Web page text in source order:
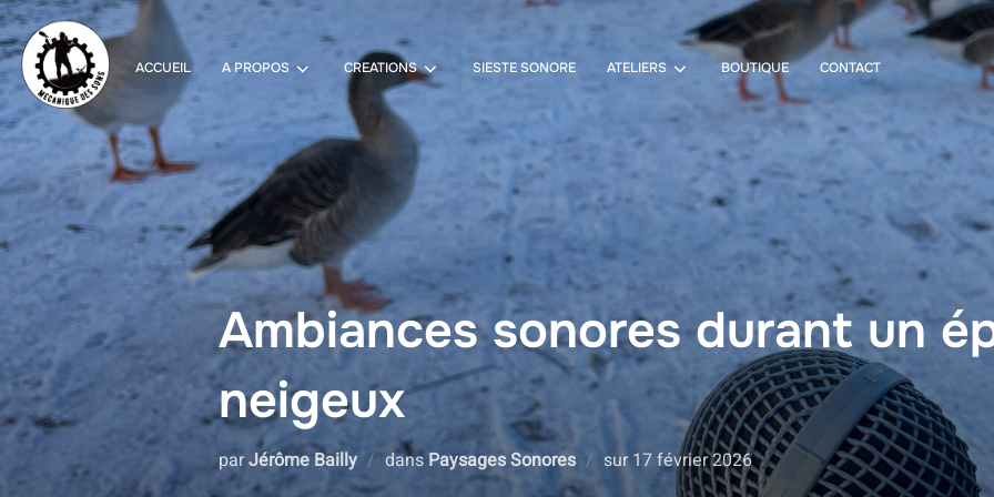
Aller
au
contenu
ACCUEIL A PROPOS CREATIONS SIESTE SONORE ATELIERS BOUTIQUE CONTACT
Ambiances sonores durant un
neigeux
parJérôme Bailly dans Paysages Sonores surPublié
17 février 2026